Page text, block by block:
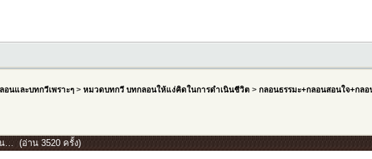
อนและบทกวีเพราะๆ >หมวดบทกวี บทกลอนให้แง่คิดในการดำเนินชีวิต >กลอนธรรมะ+กลอนสอนใจ+กล
(อ่าน 3520 ครั้ง)